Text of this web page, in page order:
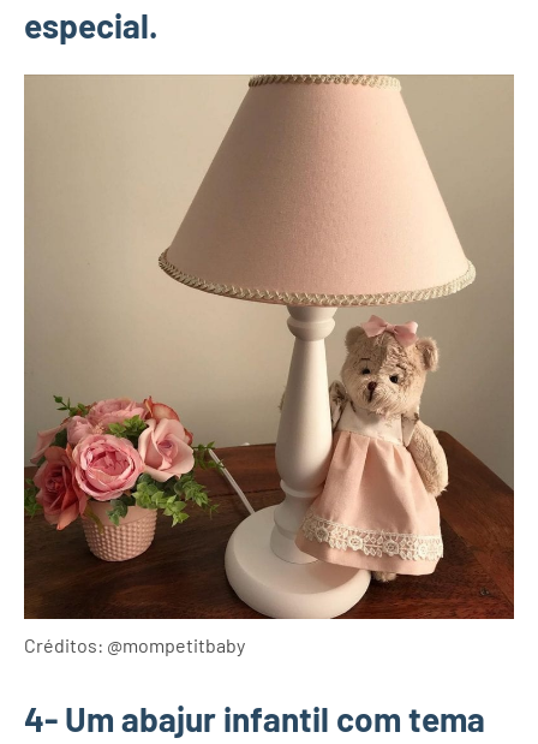
especial.
Créditos: @mompetitbaby
4- Um abajur infantil com tema